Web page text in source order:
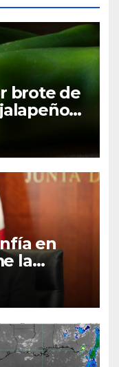
brote de
345
en
la
diálogo